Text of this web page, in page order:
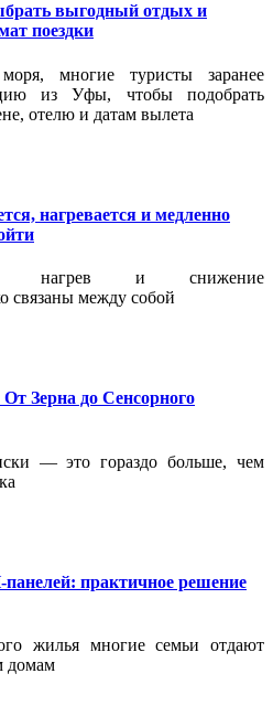
выгодный отдых и
поездки
многие туристы заранее
из Уфы, чтобы подобрать
отелю и датам вылета
нагревается и медленно
нагрев и снижение
связаны между собой
Зерна до Сенсорного
— это гораздо больше, чем
практичное решение
жилья многие семьи отдают
домам